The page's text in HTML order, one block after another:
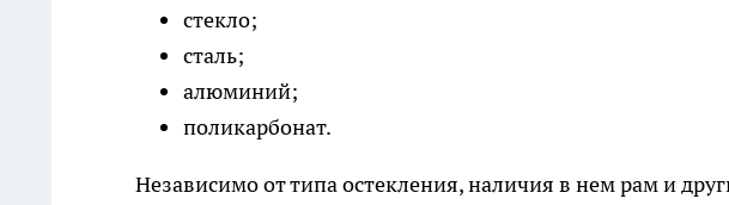
стекло;
сталь;
алюминий;
поликарбонат.
Независимо от типа остекления, наличия в нем рам и